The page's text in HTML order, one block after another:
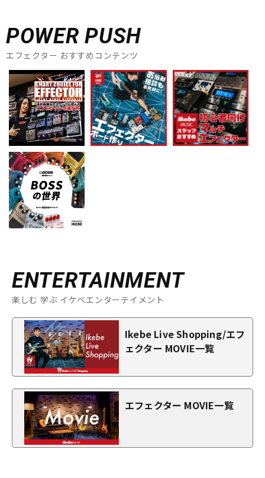
POWER PUSH
エフェクター おすすめコンテンツ
ENTERTAINMENT
楽しむ 学ぶ イケベエンターテイメント
Ikebe Live Shopping/エフ
ェクター MOVIE一覧
エフェクター MOVIE一覧